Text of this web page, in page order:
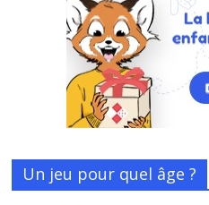
Un jeu pour quel âge ?